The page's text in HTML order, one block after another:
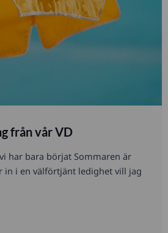
från vår VD
har bara börjat Sommaren är
in i en välförtjänt ledighet vill jag